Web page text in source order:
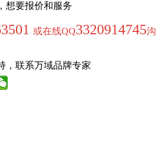
想要报价和服务
或在线QQ3320914745沟
，联系万域品牌专家